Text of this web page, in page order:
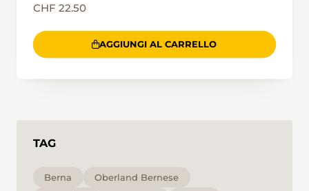
CHF 22.50
AGGIUNGI AL CARRELLO
TAG
Berna
Oberland Bernese